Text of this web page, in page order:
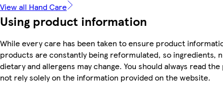
View all Hand Care
Using product information
While every care has been taken to ensure product
products are constantly being reformulated, so ingredients,
dietary and allergens may change. You should always read
not rely solely on the information provided on the website.